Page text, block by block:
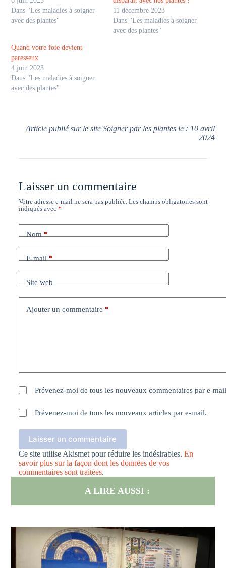
Dans "Les maladies à soigner
avec des plantes"
11 décembre 2023
Dans "Les maladies à soigner
avec des plantes"
Quand votre foie devient
paresseux
4 juin 2023
Dans "Les maladies à soigner
avec des plantes"
Article publié sur le site Soigner par les plantes le : 10 avril
2024
Laisser un commentaire
Votre adresse e-mail ne sera pas publiée. Les champs obligatoires sont
indiqués avec*
Nom*
E-mail*
Site web
Ajouter un commentaire *
Prévenez-moi de tous les nouveaux commentaires par e-
Prévenez-moi de tous les nouveaux articles par e-mail.
Laisser un commentaire
Ce site utilise Akismet pour réduire les indésirables.En
savoir plus sur la façon dont les données de vos
commentaires sont traitées.
A LIRE AUSSI :